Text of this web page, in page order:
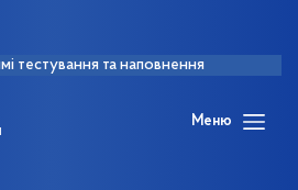
тестування та наповнення
Меню